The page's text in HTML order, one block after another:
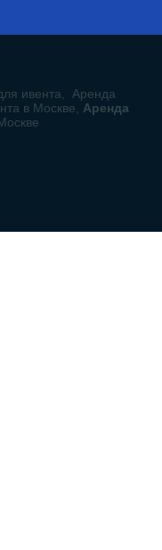
ивента, Аренда
в Москве, Аренда